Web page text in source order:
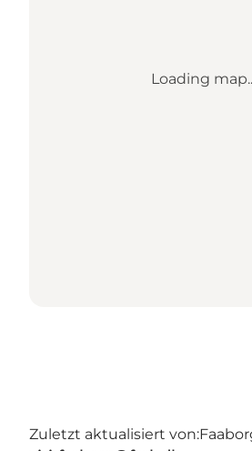
Loading
Zuletzt aktualisiert von: